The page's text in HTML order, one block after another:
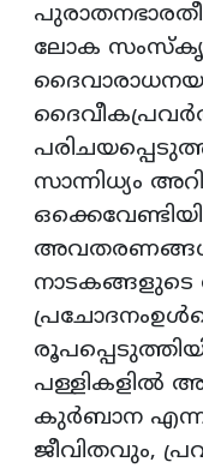
ലോക
സാന്നിധ്യം
നാടകങ്ങളുടെ
പള്ളികളിൽ
കുർബാന എന്ന
ജീവിതവും,